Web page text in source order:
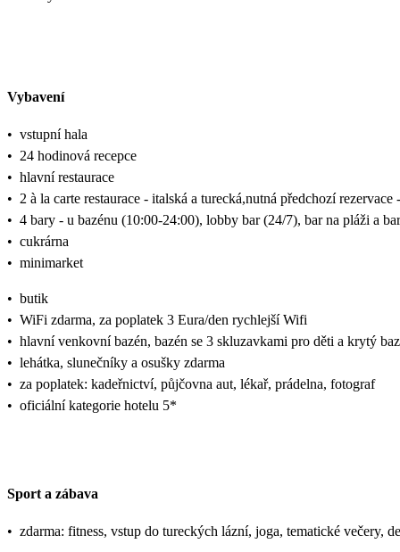
Vybavení
• vstupní hala
• 24 hodinová recepce
• hlavní restaurace
• 2 à la carte restaurace - italská a turecká,nutná předchozí
• 4 bary - u bazénu (10:00-24:00), lobby bar (24/7), bar na pláži a
• cukrárna
• minimarket
• butik
• WiFi zdarma, za poplatek 3 Eura/den rychlejší Wifi
• hlavní venkovní bazén, bazén se 3 skluzavkami pro děti a krytý
• lehátka, slunečníky a osušky zdarma
• za poplatek: kadeřnictví, půjčovna aut, lékař, prádelna, fotograf
• oficiální kategorie hotelu 5*
Sport a zábava
• zdarma: fitness, vstup do tureckých lázní, joga, tematické večery,